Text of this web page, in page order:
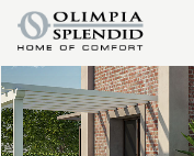
NEDERLANDSE
HOME